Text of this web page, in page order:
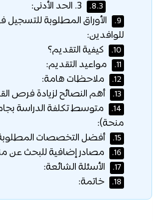
8.3.
9.
الأوراق المطلوبة
للوافدين:
10. كيفية التقديم؟
11. مواعيد التقديم:
12. ملاحظات هامة:
13. أهم النصائح لزيادة فرص
14.
متوسط تكلفة الدراسة
منحة):
15. أفضل التخصصات
16. مصادر إضافية للبحث عن
17. الأسئلة الشائعة:
18. خاتمة: